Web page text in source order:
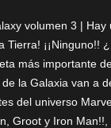
volumen 3 | Hay
Tierra! ¡¡Ninguno!!
más importante
la Galaxia van a
del universo
Groot y Iron